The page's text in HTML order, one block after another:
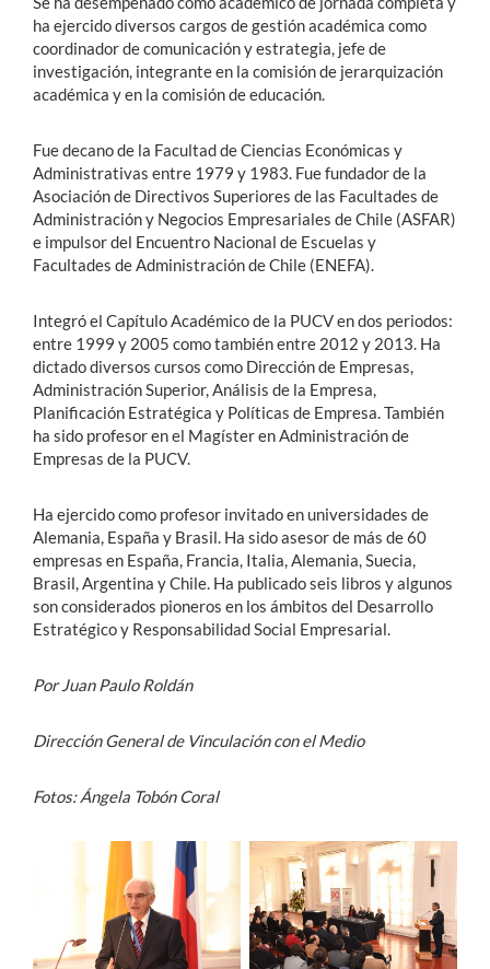
ha ejercido diversos cargos de gestión académica como
coordinador de comunicación y estrategia, jefe de
investigación, integrante en la comisión de jerarquización
académica y en la comisión de educación.
Fue decano de la Facultad de Ciencias Económicas y
Administrativas entre 1979 y 1983. Fue fundador de la
Asociación de Directivos Superiores de las Facultades de
Administración y Negocios Empresariales de Chile (ASFAR)
e impulsor del Encuentro Nacional de Escuelas y
Facultades de Administración de Chile (ENEFA).
Integró el Capítulo Académico de la PUCV en dos periodos:
entre 1999 y 2005 como también entre 2012 y 2013. Ha
dictado diversos cursos como Dirección de Empresas,
Administración Superior, Análisis de la Empresa,
Planificación Estratégica y Políticas de Empresa. También
ha sido profesor en el Magíster en Administración de
Empresas de la PUCV.
Ha ejercido como profesor invitado en universidades de
Alemania, España y Brasil. Ha sido asesor de más de 60
empresas en España, Francia, Italia, Alemania, Suecia,
Brasil, Argentina y Chile. Ha publicado seis libros y algunos
son considerados pioneros en los ámbitos del Desarrollo
Estratégico y Responsabilidad Social Empresarial.
Por Juan Paulo Roldán
Dirección General de Vinculación con el Medio
Fotos: Ángela Tobón Coral